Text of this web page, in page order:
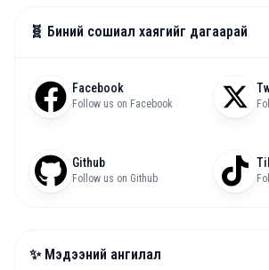
🧬 Биний сошиал хаягийг дагаарай
Facebook
Follow us on Facebook
Github
Follow us on Github
✨ Мэдээний ангилал